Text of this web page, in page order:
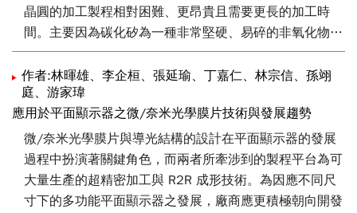
晶圓的加工製程相對困難、更昂貴且需要更長的加工時
間。主要因為碳化矽為一種非常堅硬、易碎的非氧化物陶
瓷材料。本研究主要開發超音波輔助輪磨技術以及電漿輔
助拋光兩種複合加工技術，作為提升碳化矽晶圓加工速率
的手段。
作者:林暉雄、李企桓、張延瑜、丁嘉仁、林宗信、孫翊
庭、游家瑋
應用於平面顯示器之微/奈米光學膜片技術與發展趨勢
微/奈米光學膜片與導光結構的設計在平面顯示器的發展
過程中扮演著關鍵角色，而兩者所牽涉到的製程平台為可
大量生產的超精密加工與 R2R 成形技術。為因應不同尺
寸下的多功能平面顯示器之發展，廠商應更積極朝向開發